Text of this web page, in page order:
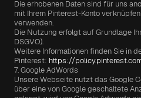
Die erhobenen Daten sind für uns
mit Ihrem Pinterest-Konto
verwenden.
Die Nutzung erfolgt auf Grundlage
DSGVO).
Weitere Informationen finden Sie in
Pinterest: https://
7. Google AdWords
Unsere Webseite nutzt das Google
über eine von Google geschaltete